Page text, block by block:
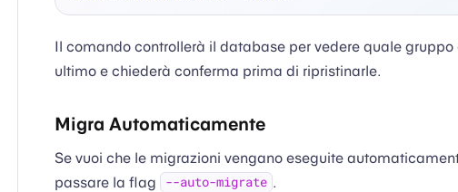
Il comando controllerà il database per vedere quale
ultimo e chiederà conferma prima di ripristinarle.
Migra Automaticamente
Se vuoi che le migrazioni vengano eseguite
passare la flag
--auto-migrate .